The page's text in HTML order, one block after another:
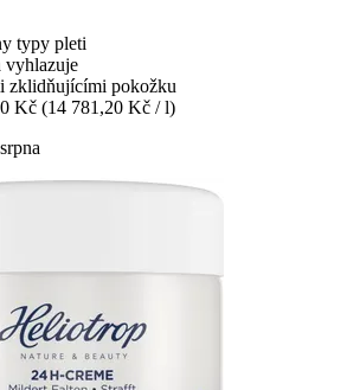
typy pleti
vyhlazuje
zklidňujícími pokožku
Kč (14 781,20 Kč / l)